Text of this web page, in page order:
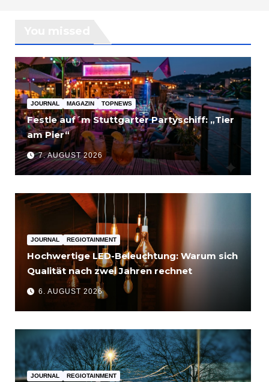
JOURNAL MAGAZIN TOPNEWS
Festle auf´m Stuttgarter Partyschiff: „Tier
am Pier“
7. AUGUST 2026
JOURNAL REGIOTAINMENT
Hochwertige LED-Beleuchtung: Warum sich
Qualität nach zwei Jahren rechnet
6. AUGUST 2026
JOURNAL REGIOTAINMENT